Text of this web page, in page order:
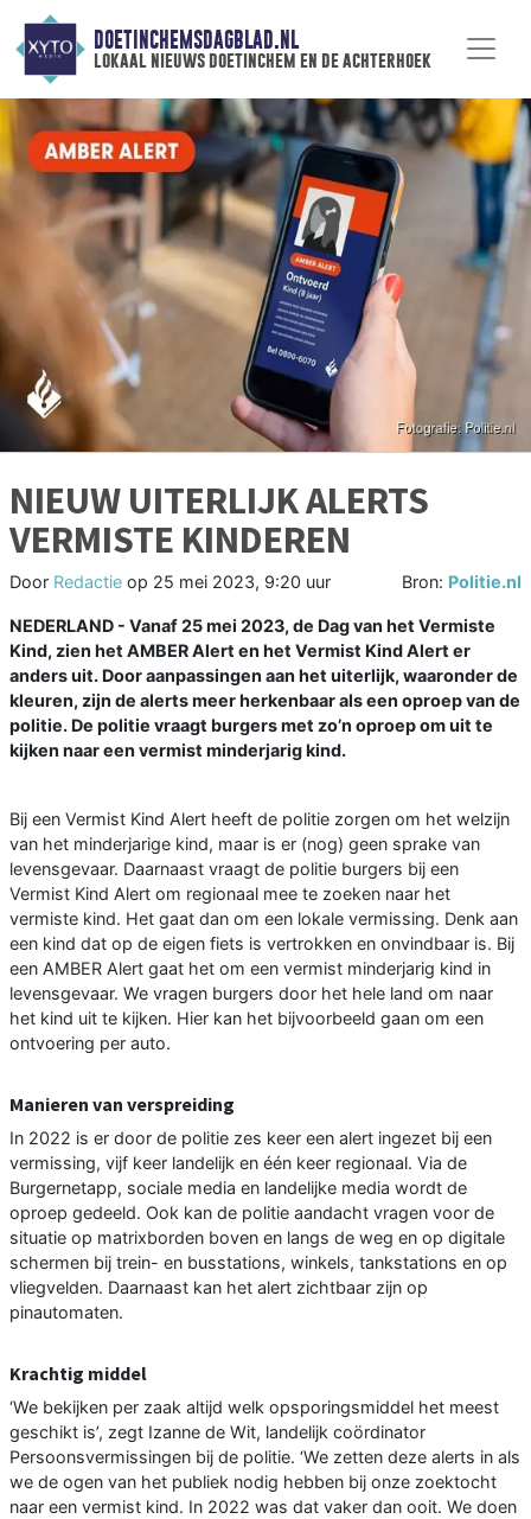
DOETINCHEMSDAGBLAD.NL
lokaal nieuws doetinchem en de achterhoek
NIEUW UITERLIJK ALERTS
VERMISTE KINDEREN
Door Redactie op 25 mei 2023, 9:20 uur Bron: Politie.nl
NEDERLAND - Vanaf 25 mei 2023, de Dag van het Vermiste
Kind, zien het AMBER Alert en het Vermist Kind Alert er
anders uit. Door aanpassingen aan het uiterlijk, waaronder de
kleuren, zijn de alerts meer herkenbaar als een oproep van de
politie. De politie vraagt burgers met zo’n oproep om uit te
kijken naar een vermist minderjarig kind.
Bij een Vermist Kind Alert heeft de politie zorgen om het welzijn
van het minderjarige kind, maar is er (nog) geen sprake van
levensgevaar. Daarnaast vraagt de politie burgers bij een
Vermist Kind Alert om regionaal mee te zoeken naar het
vermiste kind. Het gaat dan om een lokale vermissing. Denk aan
een kind dat op de eigen fiets is vertrokken en onvindbaar is. Bij
een AMBER Alert gaat het om een vermist minderjarig kind in
levensgevaar. We vragen burgers door het hele land om naar
het kind uit te kijken. Hier kan het bijvoorbeeld gaan om een
ontvoering per auto.
Manieren van verspreiding
In 2022 is er door de politie zes keer een alert ingezet bij een
vermissing, vijf keer landelijk en één keer regionaal. Via de
Burgernetapp, sociale media en landelijke media wordt de
oproep gedeeld. Ook kan de politie aandacht vragen voor de
situatie op matrixborden boven en langs de weg en op digitale
schermen bij trein- en busstations, winkels, tankstations en op
vliegvelden. Daarnaast kan het alert zichtbaar zijn op
pinautomaten.
Krachtig middel
‘We bekijken per zaak altijd welk opsporingsmiddel het meest
geschikt is’, zegt Izanne de Wit, landelijk coördinator
Persoonsvermissingen bij de politie. ‘We zetten deze alerts in als
we de ogen van het publiek nodig hebben bij onze zoektocht
naar een vermist kind. In 2022 was dat vaker dan ooit. We doen